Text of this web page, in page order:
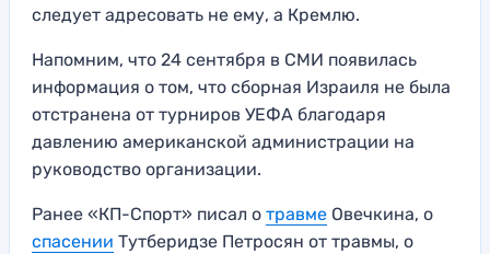
следует адресовать не ему, а Кремлю.
Напомним, что 24 сентября в СМИ появилась
информация о том, что сборная Израиля не была
отстранена от турниров УЕФА благодаря
давлению американской администрации на
руководство организации.
Ранее «КП-Спорт» писал о травме Овечкина, о
спасении Тутберидзе Петросян от травмы, о